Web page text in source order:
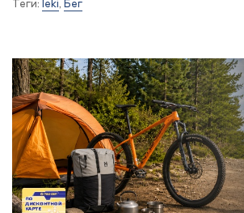
Теги: leki, Бег